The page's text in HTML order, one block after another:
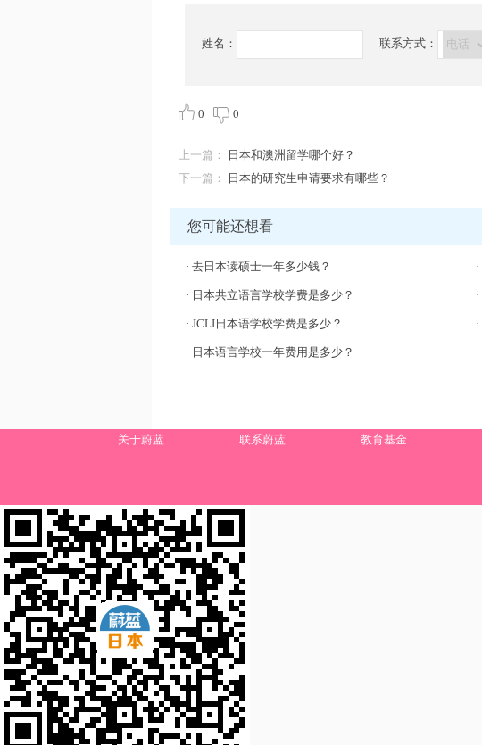
姓名： 联系方式：
0 0
上一篇：
日本和澳洲留学哪个好？
下一篇：
日本的研究生申请要求有哪些？
您可能还想看
· 去日本读硕士一年多少钱？ ·
· 日本共立语言学校学费是多少？ ·
· JCLI日本语学校学费是多少？ ·
· 日本语言学校一年费用是多少？ ·
关于蔚蓝 联系蔚蓝 教育基金